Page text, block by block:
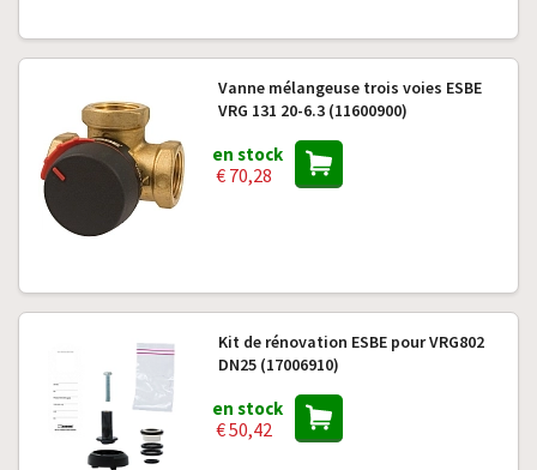
Vanne mélangeuse trois voies ESBE
VRG 131 20-6.3 (11600900)
en stock
€ 70,28
Kit de rénovation ESBE pour VRG802
DN25 (17006910)
en stock
€ 50,42